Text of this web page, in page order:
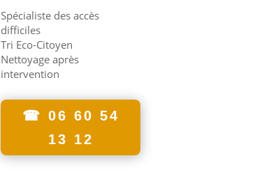
Spécialiste des accès
difficiles
Tri Eco-Citoyen
Nettoyage après
intervention
☎ 06 60 54
13 12